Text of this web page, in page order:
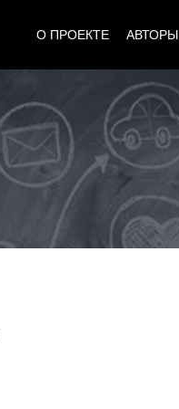
О ПРОЕКТЕ АВТОРЫ